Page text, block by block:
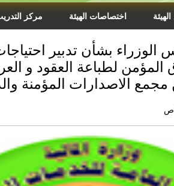
اختصاصات الهيئة مركز
بشأن تدبير
المؤمن لطباعة العقود و
الاصدارات المؤمنة